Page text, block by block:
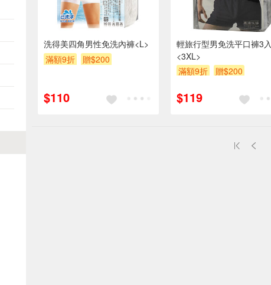
洗得美四角男性免洗內褲<L>
滿額9折
贈$200
$110
輕旅行型男免洗平口褲3入
<3XL>
滿額9折
贈$200
$119